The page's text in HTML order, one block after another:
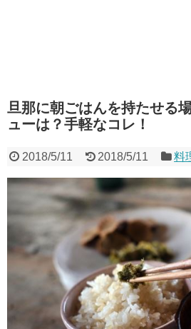
旦那に朝ごはんを持たせる
ューは？手軽なコレ！
2018/5/11 2018/5/11 料